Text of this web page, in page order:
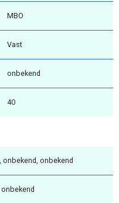
MBO
Vast
onbekend
40
onbekend, onbekend